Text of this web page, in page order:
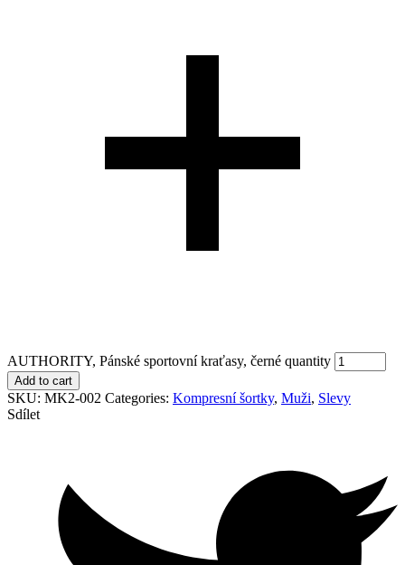
AUTHORITY, Pánské sportovní kraťasy, černé quantity
Add to cart
SKU: MK2-002 Categories: Kompresní šortky, Muži, Slevy
Sdílet